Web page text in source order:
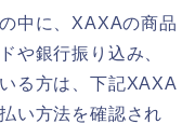
中に、XAXAの商品
や銀行振り込み、
る方は、下記XAXA
い方法を確認され